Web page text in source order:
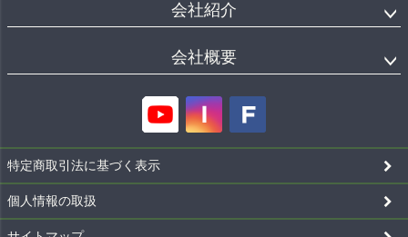
会社紹介
会社概要
特定商取引法に基づく表示
個人情報の取扱